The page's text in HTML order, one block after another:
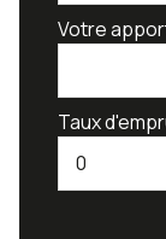
Votre
Taux